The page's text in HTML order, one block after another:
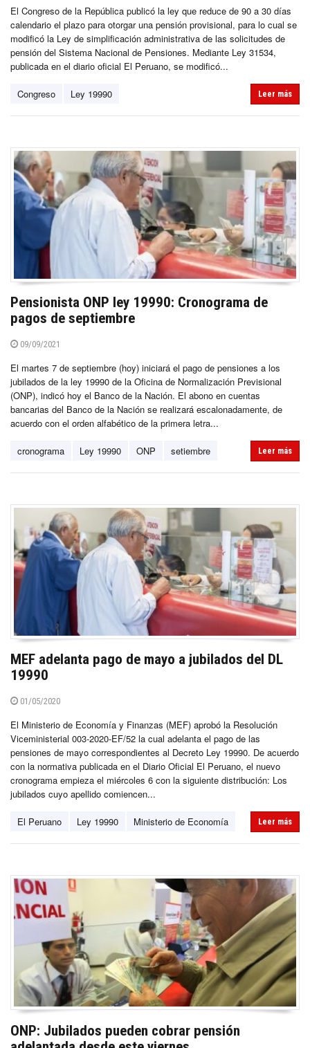
El Congreso de la República publicó la ley que reduce de 90 a 30 días
calendario el plazo para otorgar una pensión provisional, para lo cual se
modificó la Ley de simplificación administrativa de las solicitudes de
pensión del Sistema Nacional de Pensiones. Mediante Ley 31534,
publicada en el diario oficial El Peruano, se modificó...
Congreso Ley 19990 Leer más
Pensionista ONP ley 19990: Cronograma de
pagos de septiembre
09/09/2021
El martes 7 de septiembre (hoy) iniciará el pago de pensiones a los
jubilados de la ley 19990 de la Oficina de Normalización Previsional
(ONP), indicó hoy el Banco de la Nación. El abono en cuentas
bancarias del Banco de la Nación se realizará escalonadamente, de
acuerdo con el orden alfabético de la primera letra...
cronograma Ley 19990 ONP setiembre Leer más
MEF adelanta pago de mayo a jubilados del DL
19990
01/05/2020
El Ministerio de Economía y Finanzas (MEF) aprobó la Resolución
Viceministerial 003-2020-EF/52 la cual adelanta el pago de las
pensiones de mayo correspondientes al Decreto Ley 19990. De acuerdo
con la normativa publicada en el Diario Oficial El Peruano, el nuevo
cronograma empieza el miércoles 6 con la siguiente distribución: Los
jubilados cuyo apellido comiencen...
El Peruano Ley 19990 Ministerio de Economía Leer más
ONP: Jubilados pueden cobrar pensión